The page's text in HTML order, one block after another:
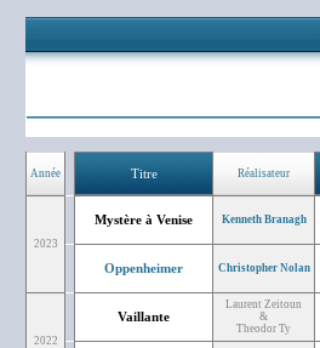
Année Titre Réalisateur
2023
Mystère à Venise Kenneth Branagh
Oppenheimer Christopher Nolan
2022
Vaillante
Laurent Zeitoun
&
Theodor Ty